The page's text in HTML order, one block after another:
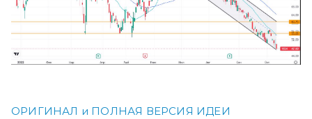
ОРИГИНАЛ и ПОЛНАЯ ВЕРСИЯ ИДЕИ